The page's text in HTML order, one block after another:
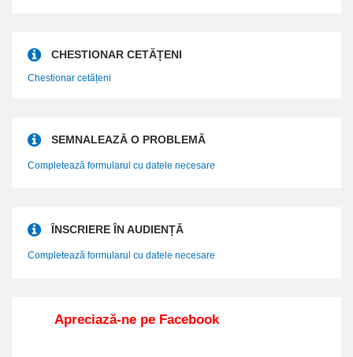
CHESTIONAR CETĂȚENI
Chestionar cetățeni
SEMNALEAZĂ O PROBLEMĂ
Completează formularul cu datele necesare
ÎNSCRIERE ÎN AUDIENȚĂ
Completează formularul cu datele necesare
Apreciază-ne pe Facebook